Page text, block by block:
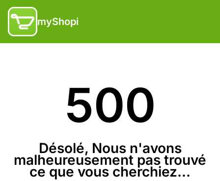
myShopi
500
Désolé, Nous n'avons
malheureusement pas trouvé
ce que vous cherchiez...